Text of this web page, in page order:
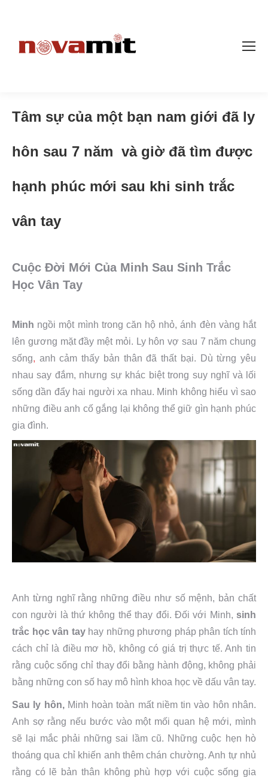
Tâm sự của một bạn nam giới đã ly
hôn sau 7 năm và giờ đã tìm được
hạnh phúc mới sau khi sinh trắc
vân tay
Cuộc Đời Mới Của Minh Sau Sinh Trắc
Học Vân Tay
Minh ngồi một mình trong căn hộ nhỏ, ánh đèn vàng hắt
lên gương mặt đầy mệt mỏi. Ly hôn vợ sau 7 năm chung
sống, anh cảm thấy bản thân đã thất bại. Dù từng yêu
nhau say đắm, nhưng sự khác biệt trong suy nghĩ và lối
sống dần đẩy hai người xa nhau. Minh không hiểu vì sao
những điều anh cố gắng lại không thể giữ gìn hạnh phúc
gia đình.
Anh từng nghĩ rằng những điều như số mệnh, bản chất
con người là thứ không thể thay đổi. Đối với Minh, sinh
trắc học vân tayhay những phương pháp phân tích tính
cách chỉ là điều mơ hồ, không có giá trị thực tế. Anh tin
rằng cuộc sống chỉ thay đổi bằng hành động, không phải
bằng những con số hay mô hình khoa học về dấu vân tay.
Sau ly hôn,Minh hoàn toàn mất niềm tin vào hôn nhân.
Anh sợ rằng nếu bước vào một mối quan hệ mới, mình
sẽ lại mắc phải những sai lầm cũ. Những cuộc hẹn hò
thoáng qua chỉ khiến anh thêm chán chường. Anh tự nhủ
rằng có lẽ bản thân không phù hợp với cuộc sống gia